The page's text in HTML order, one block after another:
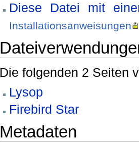
Diese Datei mit
Installationsanweisungen
Die folgenden 2 Seiten
Lysop
Firebird Star
Metadaten